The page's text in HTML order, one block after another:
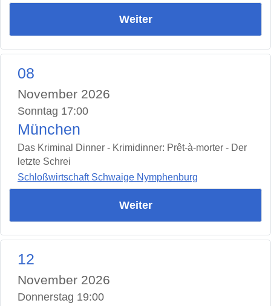
Weiter
08
November 2026
Sonntag 17:00
München
Das Kriminal Dinner - Krimidinner: Prêt-à-morter - Der
letzte Schrei
Schloßwirtschaft Schwaige Nymphenburg
Weiter
12
November 2026
Donnerstag 19:00